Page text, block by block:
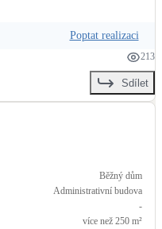
Běžný dům
Administrativní budova
-
více než 250 m²
Poptat realizaci
213
Sdílet